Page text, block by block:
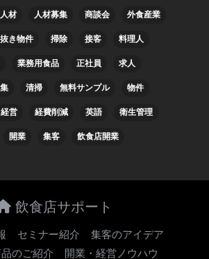
人材 人材募集 商談会 外食産業
き物件 掃除 接客 料理人
業務用食品 正社員 求人
清掃 無料サンプル 物件
経営 経費削減 英語 衛生管理
開業 集客 飲食店開業
飲食店サポート
セミナー紹介
集客のアイデア
のご紹介
開業・経営ノウハウ